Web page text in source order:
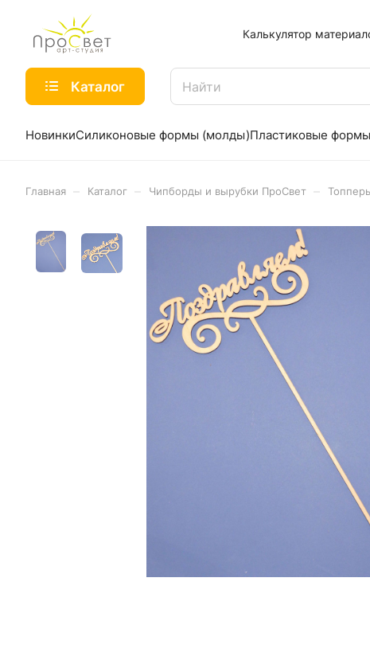
Калькулятор
Каталог
НовинкиСиликоновые формы (молды)Пластиковые формы
Главная Каталог Чипборды и вырубки ПроСвет